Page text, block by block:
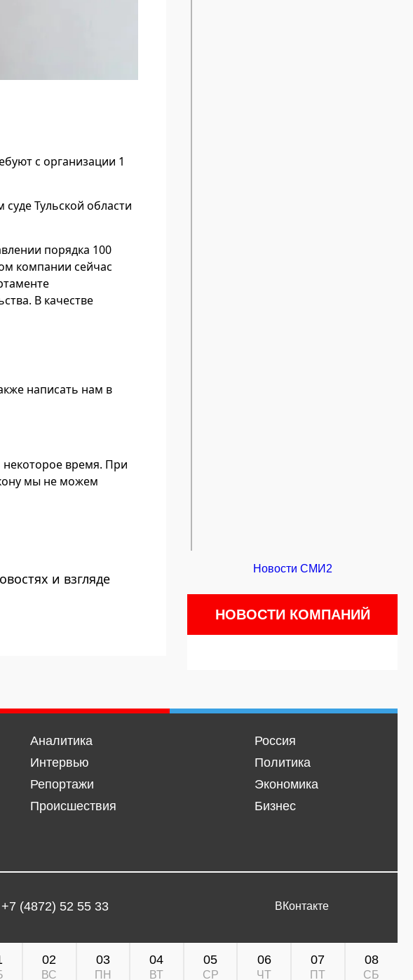
с организации 1
Тульской области
порядка 100
компании сейчас
В качестве
написать нам в
время. При
мы не можем
и взгляде
Новости СМИ2
НОВОСТИ КОМПАНИЙ
Аналитика
Интервью
Репортажи
Происшествия
Россия
Политика
Экономика
Бизнес
+7 (4872) 52 55 33 ВКонтакте
02
ВС
03
ПН
04
ВТ
05
СР
06
ЧТ
07
ПТ
08
СБ